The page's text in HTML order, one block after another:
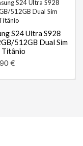
S24 Ultra S928
512GB Dual Sim
Titânio
€